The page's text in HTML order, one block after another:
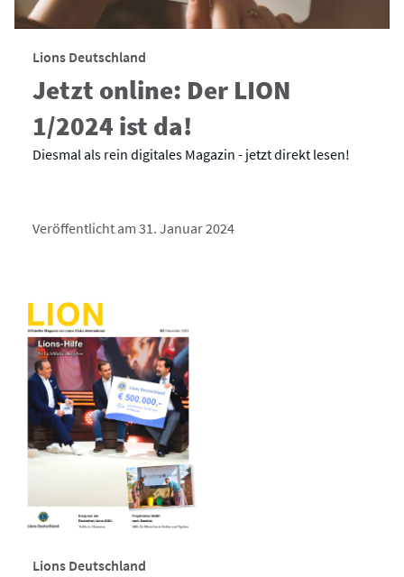
Lions Deutschland
Jetzt online: Der LION
1/2024 ist da!
Diesmal als rein digitales Magazin - jetzt direkt lesen!
Veröffentlicht am 31. Januar 2024
Lions Deutschland